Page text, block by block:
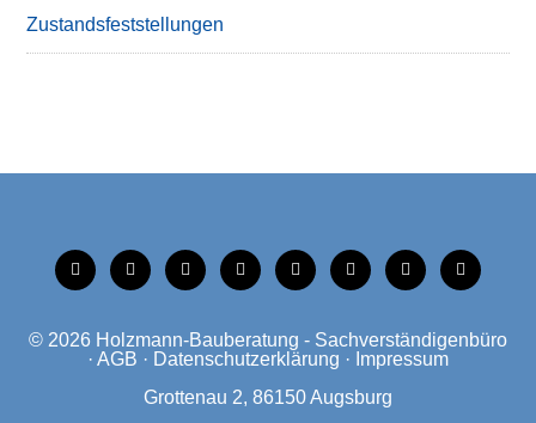
Zustandsfeststellungen
tiktok instagramfacebooklinkedinxing linkedinmobilemail
© 2026 Holzmann-Bauberatung - Sachverständigenbüro
· AGB · Datenschutzerklärung · Impressum
Grottenau 2, 86150 Augsburg